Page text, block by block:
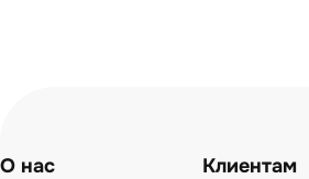
О нас
Клиентам